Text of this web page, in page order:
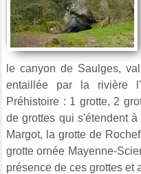
le canyon de Saulges,
entaillée par la rivière
Préhistoire : 1 grotte, 2
de grottes qui s'étendent
Margot, la grotte de
grotte ornée Mayenne-
présence de ces grottes et